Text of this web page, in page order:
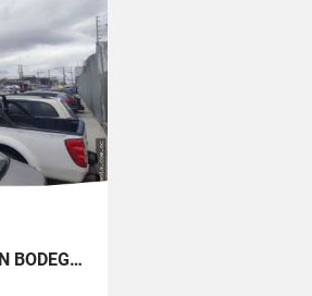
EDIFICIO COMERCIAL CON GALPÓN BODEGA EN VENTA ZONA MÉDICA DURÁN NORTE